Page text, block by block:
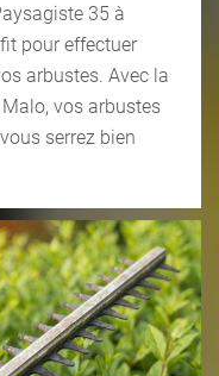
35 à
pour effectuer
arbustes. Avec la
vos arbustes
serrez bien